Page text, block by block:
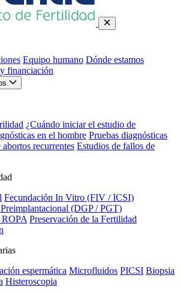
Equipo humano Dónde estamos
financiación
¿Cuándo iniciar el estudio de
en el hombre Pruebas diagnósticas
recurrentes Estudios de fallos de
Fecundación In Vitro (FIV / ICSI)
(DGP / PGT)
Preservación de la Fertilidad
espermática Microfluidos PICSI Biopsia
Histeroscopia